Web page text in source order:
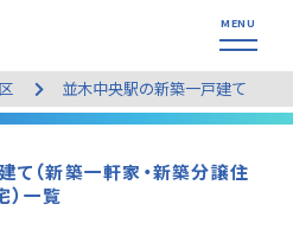
並木中央駅の新築一戸建て
（新築一軒家・新築分譲住
）一覧